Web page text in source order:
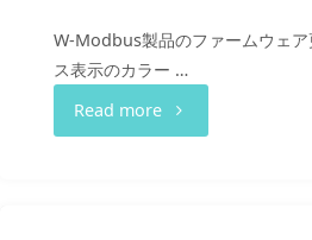
ン
ペ
ー
タ
ロ
W-Modbus製品のファームウェア
ス表示のカラー …
Read more"W-